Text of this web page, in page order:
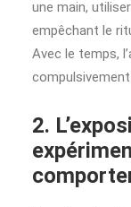
une main,
empêchant le
Avec le temps,
compulsivement
2.